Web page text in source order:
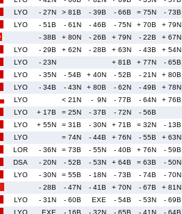
LYO - 27N > 81B - 39B - 66B = 75N - 73B
LYO - 51B - 61N - 46B - 75N + 70B + 79N
- 38B + 80N - 26B + 79N - 22B + 67N
LYO - 29B + 62N - 28B + 63N - 43B + 54N
LYO - 23N + 81B + 77N - 65B
LYO - 35N - 54B + 40N - 52B - 21N + 80B
LYO - 34B - 43N + 80B - 62N - 49B + 78N
LYO < 21N - 9N - 77B - 64N + 76B
LYO + 17B = 25N - 37B - 72N - 56B
LYO + 55N = 31B - 30N + 71B = 32N - 13B
LYO = 74N - 44B + 76N - 55B + 63N
LOR - 36N = 73B - 55N - 40B + 76N - 59B
DSA - 20N - 52B - 53N + 64B = 63B - 50N
LYO - 30N = 55B - 18N - 73B - 74B - 70N
- 28B - 47N - 41B + 70N - 67B + 81N
LYO - 31N - 60B EXE - 54B - 53N - 69B
LYO EXE - 16B - 32N - 65B - 41N - 64B